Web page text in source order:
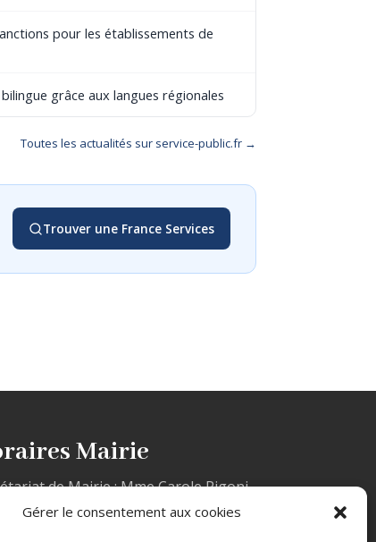
Gérer le consentement aux cookies
pour les établissements de
grâce aux langues régionales
Toutes les actualités sur service-public.fr →
Trouver une France Services
Mairie
de Mairie : Mme Carole Rigoni
et le mercredi de 10h à 12h